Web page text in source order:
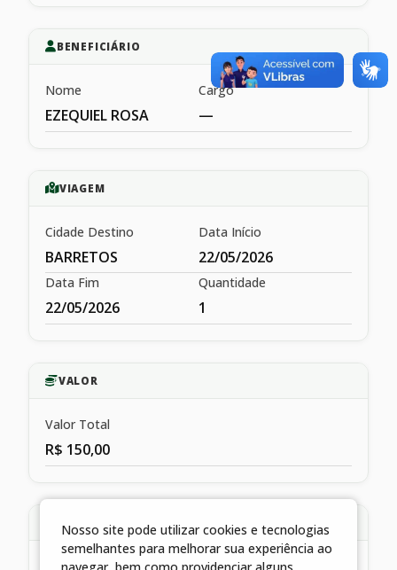
BENEFICIÁRIO
Nome
EZEQUIEL ROSA
Cargo
—
VIAGEM
Cidade Destino
BARRETOS
Data Início
22/05/2026
Data Fim
22/05/2026
Quantidade
1
VALOR
Valor Total
R$ 150,00
HISTÓRICO
Nosso site pode utilizar cookies e tecnologias
semelhantes para melhorar sua experiência ao